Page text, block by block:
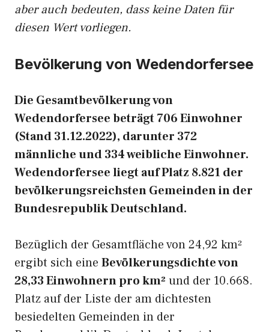
aber auch bedeuten, dass keine Daten für
diesen Wert vorliegen.
Bevölkerung von Wedendorfersee
Die Gesamtbevölkerung von
Wedendorfersee beträgt 706 Einwohner
(Stand 31.12.2022), darunter 372
männliche und 334 weibliche Einwohner.
Wedendorfersee liegt auf Platz 8.821 der
bevölkerungsreichsten Gemeinden in der
Bundesrepublik Deutschland.
Bezüglich der Gesamtfläche von 24,92 km²
ergibt sich eine Bevölkerungsdichte von
28,33 Einwohnern pro km² und der 10.668.
Platz auf der Liste der am dichtesten
besiedelten Gemeinden in der